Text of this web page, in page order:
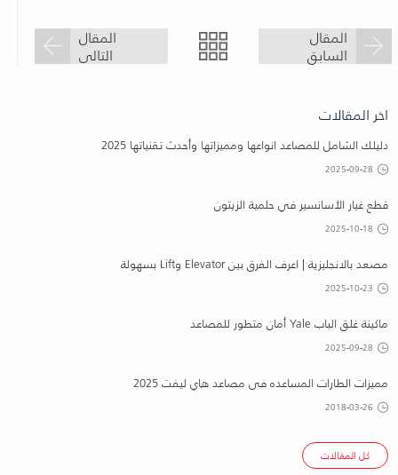
المقال
السابق
المقال
التالى
اخر المقالات
دليلك الشامل للمصاعد انواعها ومميزاتها وأحدث تقنياتها 2025
2025-09-28
قطع غيار الأسانسير في حلمية الزيتون
2025-10-18
مصعد بالانجليزية | اعرف الفرق بين Elevator وLift بسهولة
2025-10-23
ماكينة غلق الباب Yale أمان متطور للمصاعد
2025-09-28
مميزات الطارات المساعده فى مصاعد هاي ليفت 2025
2018-03-26
كل المقالات